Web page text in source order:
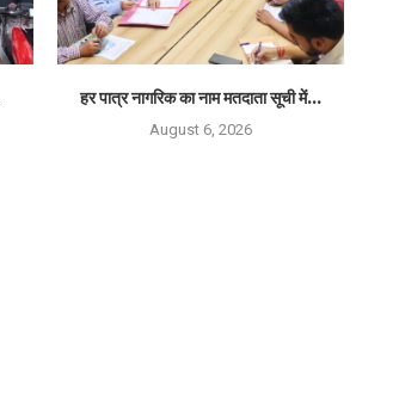
हर पात्र नागरिक का नाम मतदाता सूची में...
August 6, 2026